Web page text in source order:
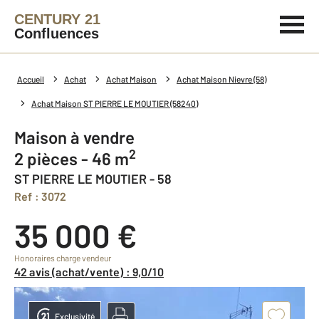
CENTURY 21
Confluences
Accueil Achat Achat Maison Achat Maison Nievre (58)
Achat Maison ST PIERRE LE MOUTIER (58240)
Maison à vendre
2 pièces - 46 m2
ST PIERRE LE MOUTIER - 58
Ref : 3072
35 000 €
Honoraires charge vendeur
42 avis (achat/vente) : 9,0/10
Exclusivité